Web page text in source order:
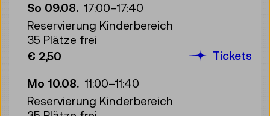
So 09.08. 17:00–17:40
Reservierung Kinderbereich
35 Plätze frei
€ 2,50
Tickets
Mo 10.08. 11:00–11:40
Reservierung Kinderbereich